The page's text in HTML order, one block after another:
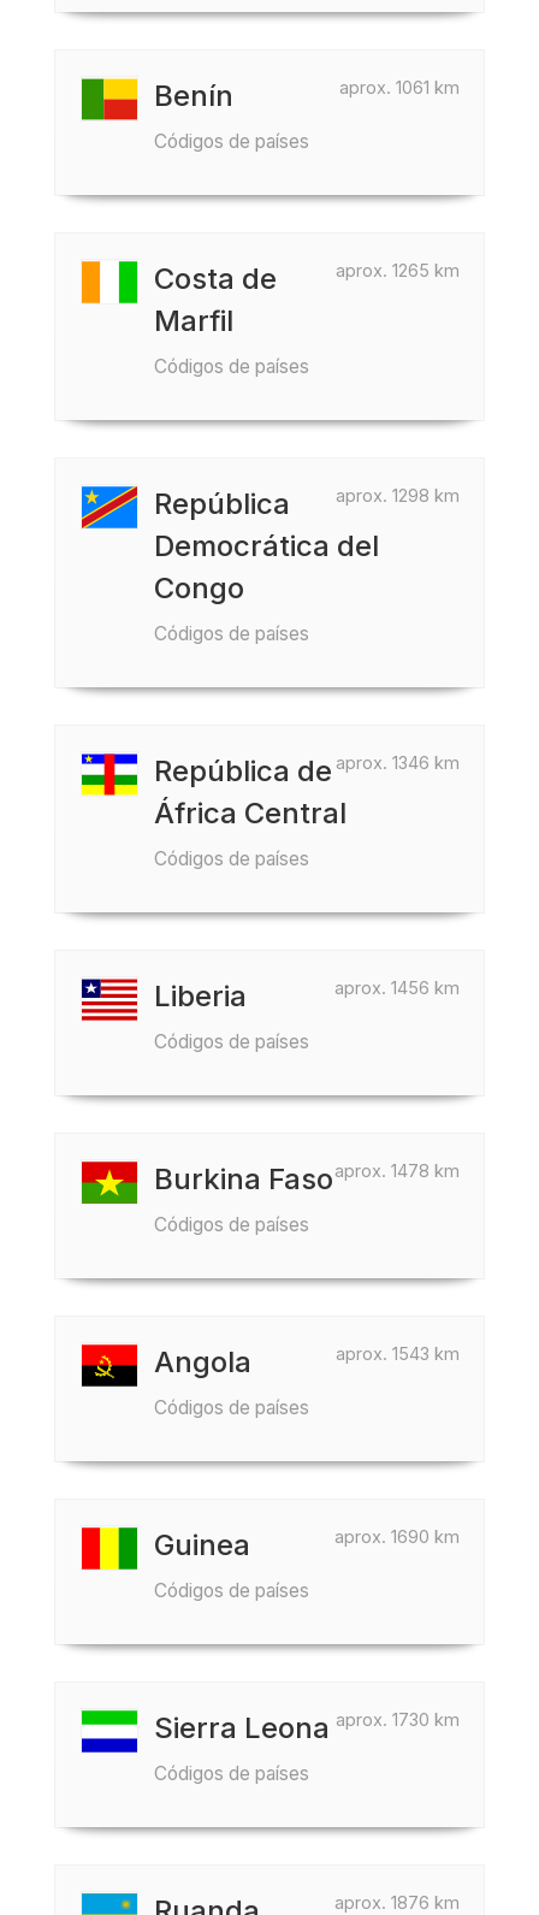
aprox. 1061 km
Benín
Códigos de países
aprox. 1265 km
Costa de
Marfil
Códigos de países
aprox. 1298 km
República
Democrática del
Congo
Códigos de países
aprox. 1346 km
República de
África Central
Códigos de países
aprox. 1456 km
Liberia
Códigos de países
aprox. 1478 km
Burkina Faso
Códigos de países
aprox. 1543 km
Angola
Códigos de países
aprox. 1690 km
Guinea
Códigos de países
aprox. 1730 km
Sierra Leona
Códigos de países
aprox. 1876 km